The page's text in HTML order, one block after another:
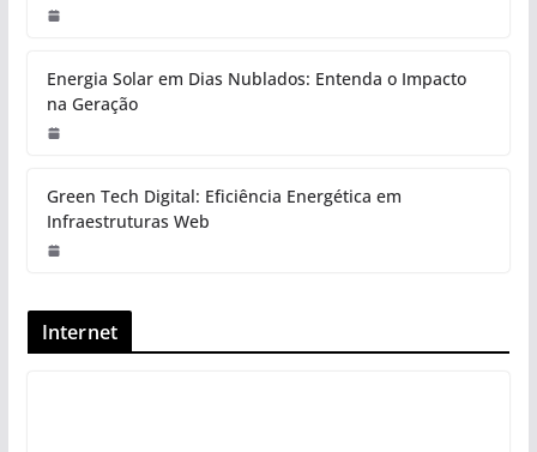
Energia Solar em Dias Nublados: Entenda o Impacto
na Geração
Green Tech Digital: Eficiência Energética em
Infraestruturas Web
Internet